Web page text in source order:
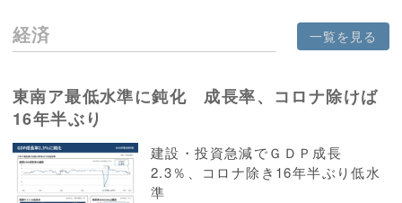
経済 一覧を見る
東南ア最低水準に鈍化 成長率、コロナ除けば
16年半ぶり
建設・投資急減でＧＤＰ成長
2.3％、コロナ除き16年半ぶり低水
準